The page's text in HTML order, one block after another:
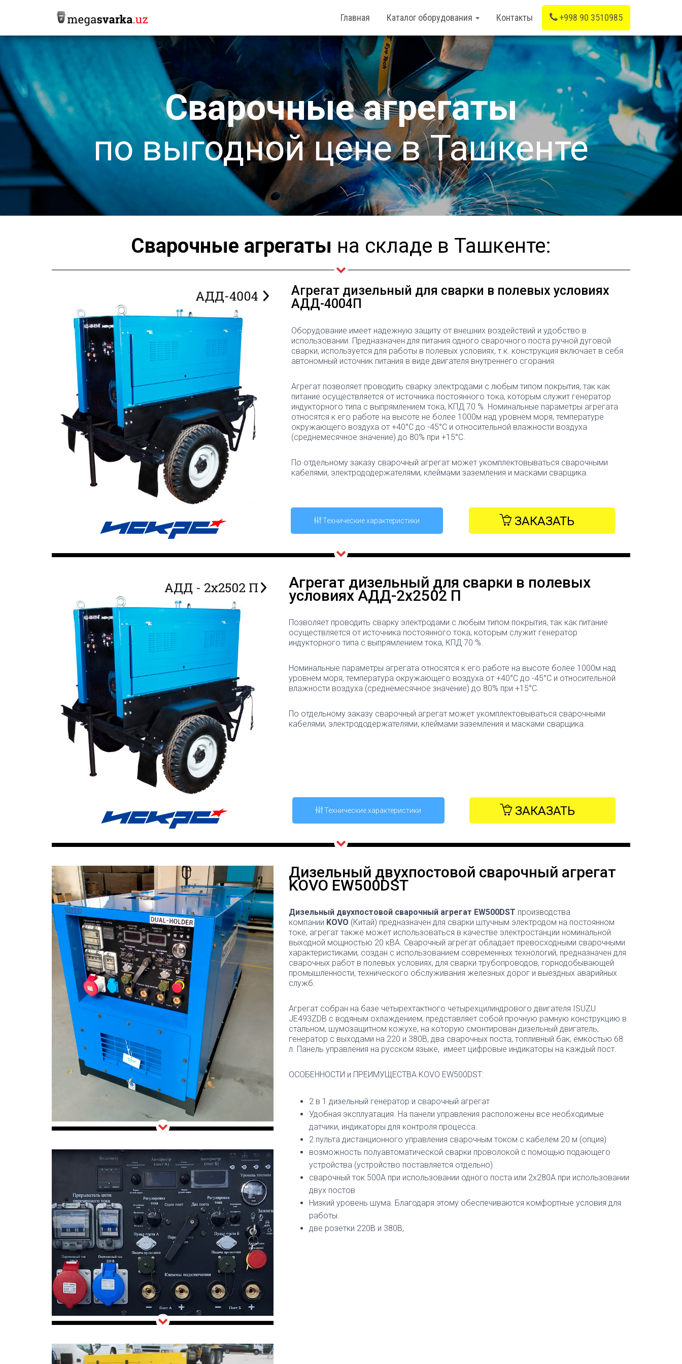
Главная Каталог оборудования Контакты +998 90 3510985
Сварочные агрегаты
по выгодной цене в Ташкенте
Сварочные агрегаты на складе в Ташкенте:
Агрегат дизельный для сварки в полевых условиях
АДД-4004П
Оборудование имеет надежную защиту от внешних воздействий и удобство в
использовании. Предназначен для питания одного сварочного поста ручной дуговой
сварки, используется для работы в полевых условиях, т.к. конструкция включает в себя
автономный источник питания в виде двигателя внутреннего сгорания.
Агрегат позволяет проводить сварку электродами с любым типом покрытия, так как
питание осуществляется от источника постоянного тока, которым служит генератор
индукторного типа с выпрямлением тока, КПД 70 %. Номинальные параметры агрегата
относятся к его работе на высоте не более 1000м над уровнем моря, температуре
окружающего воздуха от +40°С до -45°С и относительной влажности воздуха
(среднемесячное значение) до 80% при +15°С.
По отдельному заказу сварочный агрегат может укомплектовываться сварочными
кабелями, электрододержателями, клеймами заземления и масками сварщика.
Технические характеристики ЗАКАЗАТЬ
Агрегат дизельный для сварки в полевых
условиях АДД-2х2502 П
Позволяет проводить сварку электродами с любым типом покрытия, так как питание
осуществляется от источника постоянного тока, которым служит генератор
индукторного типа с выпрямлением тока, КПД 70 %.
Номинальные параметры агрегата относятся к его работе на высоте более 1000м над
уровнем моря, температура окружающего воздуха от +40°С до -45°С и относительной
влажности воздуха (среднемесячное значение) до 80% при +15°С.
По отдельному заказу сварочный агрегат может укомплектовываться сварочными
кабелями, электрододержателями, клеймами заземления и масками сварщика.
Технические характеристики ЗАКАЗАТЬ
Дизельный двухпостовой сварочный агрегат
KOVO EW500DST
Дизельный двухпостовой сварочный агрегат EW500DST производства
компании KOVO (Китай) предназначен для сварки штучным электродом на постоянном
токе, агрегат также может использоваться в качестве электростанции номинальной
выходной мощностью 20 кВА. Сварочный агрегат обладает превосходными сварочными
характеристиками, создан с использованием современных технологий, предназначен для
сварочных работ в полевых условиях, для сварки трубопроводов, горнодобывающей
промышленности, технического обслуживания железных дорог и выездных аварийных
служб.
Агрегат собран на базе четырехтактного четырехцилиндрового двигателя ISUZU
JE493ZDB с водяным охлаждением, представляет собой прочную рамную конструкцию в
стальном, шумозащитном кожухе, на которую смонтирован дизельный двигатель,
генератор с выходами на 220 и 380В, два сварочных поста, топливный бак, ёмкостью 68
л. Панель управления на русском языке, имеет цифровые индикаторы на каждый пост.
ОСОБЕННОСТИ и ПРЕИМУЩЕСТВА KOVO EW500DST:
2 в 1 дизельный генератор и сварочный агрегат
Удобная эксплуатация. На панели управления расположены все необходимые
датчики, индикаторы для контроля процесса.
2 пульта дистанционного управления сварочным током с кабелем 20 м (опция)
возможность полуавтоматической сварки проволокой с помощью подающего
устройства (устройство поставляется отдельно)
сварочный ток 500А при использовании одного поста или 2х280А при использовании
двух постов
Низкий уровень шума. Благодаря этому обеспечиваются комфортные условия для
работы.
две розетки 220В и 380В,